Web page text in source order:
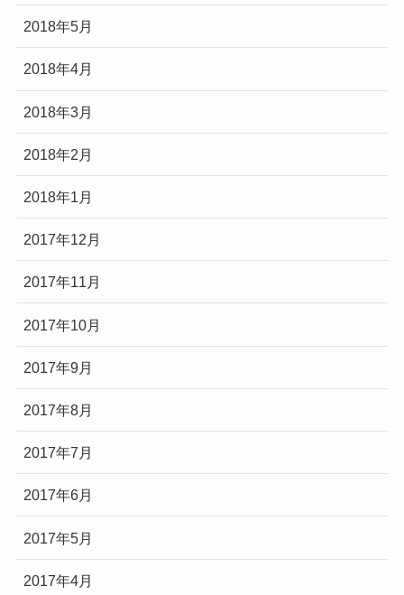
2018年5月
2018年4月
2018年3月
2018年2月
2018年1月
2017年12月
2017年11月
2017年10月
2017年9月
2017年8月
2017年7月
2017年6月
2017年5月
2017年4月